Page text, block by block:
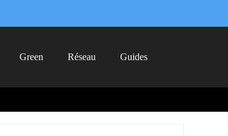
Green Réseau Guides